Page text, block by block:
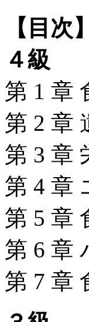
【目次】
４級
第 1 章
第 2 章
第 3 章
第 4 章
第 5 章
第 6 章
第 7 章